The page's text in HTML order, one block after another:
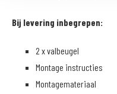
Bij levering inbegrepen:
2 x valbeugel
Montage instructies
Montagemateriaal